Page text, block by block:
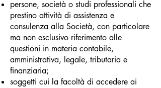
persone, società o studi professionali che
prestino attività di assistenza e
consulenza alla Società, con particolare
ma non esclusivo riferimento alle
questioni in materia contabile,
amministrativa, legale, tributaria e
finanziaria;
soggetti cui la facoltà di accedere ai